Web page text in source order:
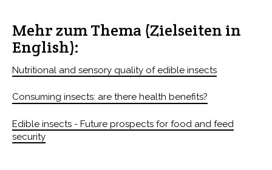
Mehr zum Thema (Zielseiten in
English):
Nutritional and sensory quality of edible insects
Consuming insects: are there health benefits?
Edible insects - Future prospects for food and feed
security